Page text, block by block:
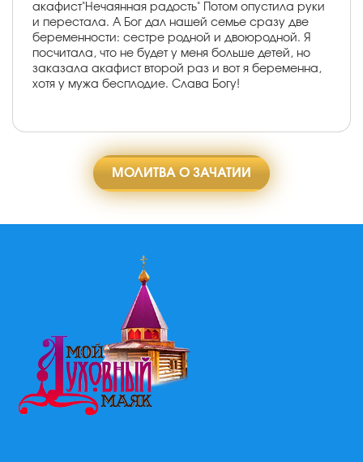
акафист"Нечаянная радость" Потом опустила руки
и перестала. А Бог дал нашей семье сразу две
беременности: сестре родной и двоюродной. Я
посчитала, что не будет у меня больше детей, но
заказала акафист второй раз и вот я беременна,
хотя у мужа бесплодие. Слава Богу!
МОЛИТВА О ЗАЧАТИИ